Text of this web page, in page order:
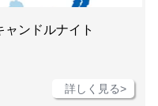
ャンドルナイト
詳しく見る>